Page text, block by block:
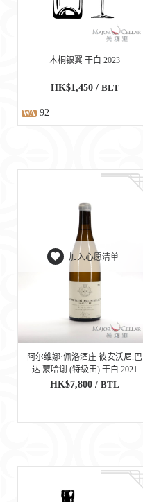
木桐银翼 干白 2023
HK$1,450 / BLT
WA 92
加入心愿清单
阿尔维娜·佩洛酒庄 彼安沃尼.巴
达.蒙哈谢 (特级田) 干白 2021
HK$7,800 / BTL